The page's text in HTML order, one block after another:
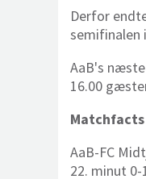
Derfor
semifinalen
AaB's
16.00
AaB-FC
22. minut 0-